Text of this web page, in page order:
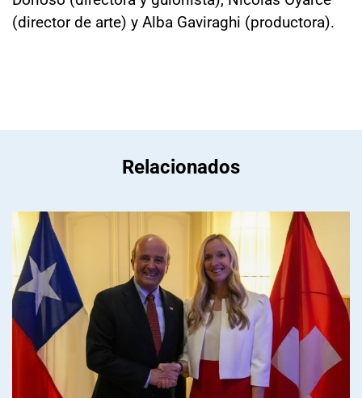
(director de arte) y Alba Gaviraghi (productora).
Relacionados